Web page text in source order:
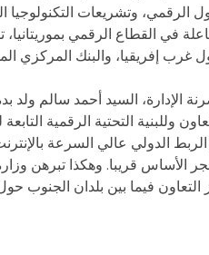
في القطاع الرقمي
غرب إفريقيا، والبنك المركزي
السيد أحمد سالم ولد
الربط الدولي عالي السرعة
الأساس قريبا. وهكذا تبرهن
فيما بين بلدان الجنوب